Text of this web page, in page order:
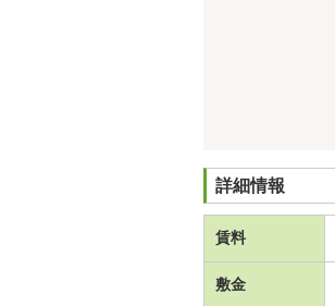
詳細情報
賃料
敷金